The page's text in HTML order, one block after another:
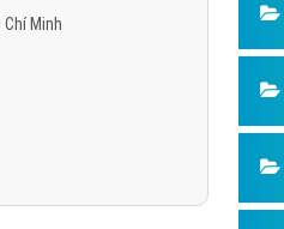
Chí Minh